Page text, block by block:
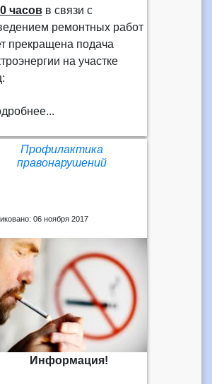
часовв связи с
ремонтных работ
прекращена подача
на участке
Профилактика
правонарушений
06 ноября 2017
Информация!